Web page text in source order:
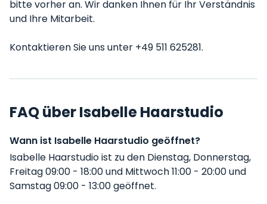
bitte vorher an. Wir danken Ihnen für Ihr Verständnis
und Ihre Mitarbeit.
Kontaktieren Sie uns unter +49 511 625281.
FAQ über Isabelle Haarstudio
Wann ist Isabelle Haarstudio geöffnet?
Isabelle Haarstudio ist zu den Dienstag, Donnerstag,
Freitag 09:00 - 18:00 und Mittwoch 11:00 - 20:00 und
Samstag 09:00 - 13:00 geöffnet.